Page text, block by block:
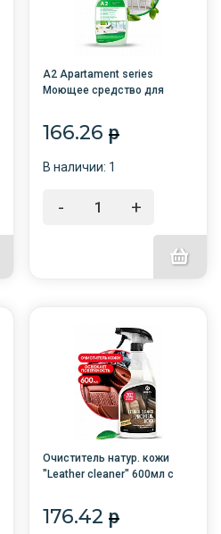
A2 Apartament series
Моющее средство для
триггером /12/GRASS/
166.26p
В наличии: 1
- +
Очиститель натур. кожи
"Leather cleaner" 600мл с
176.42p